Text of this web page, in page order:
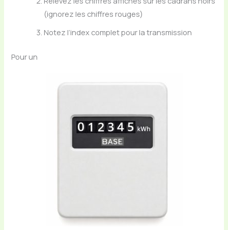
(ignorez les chiffres rouges)
Notez l’index complet pour la transmission
Pour un